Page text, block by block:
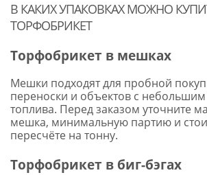
В КАКИХ УПАКОВКАХ МОЖНО
ТОРФОБРИКЕТ
Торфобрикет в мешках
Мешки подходят для пробной
переноски и объектов с
топлива. Перед заказом уточните
мешка, минимальную партию и
пересчёте на тонну.
Торфобрикет в биг-бэгах